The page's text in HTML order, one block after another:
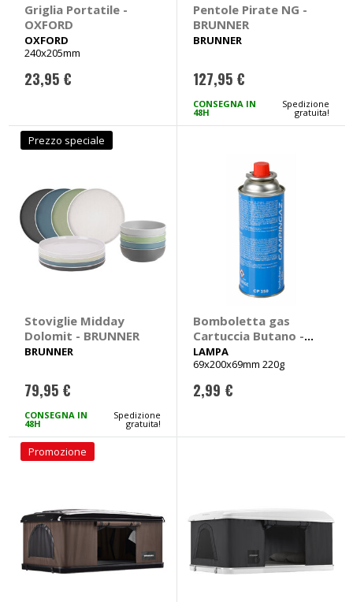
Griglia Portatile -
OXFORD
OXFORD
240x205mm
23,95 €
Pentole Pirate NG -
BRUNNER
BRUNNER
127,95 €
CONSEGNA IN
48H
Spedizione
gratuita!
Prezzo speciale
Stoviglie Midday
Dolomit - BRUNNER
BRUNNER
79,95 €
CONSEGNA IN
48H
Spedizione
gratuita!
Bomboletta gas
Cartuccia Butano -
LAMPA
LAMPA
69x200x69mm 220g
2,99 €
Promozione